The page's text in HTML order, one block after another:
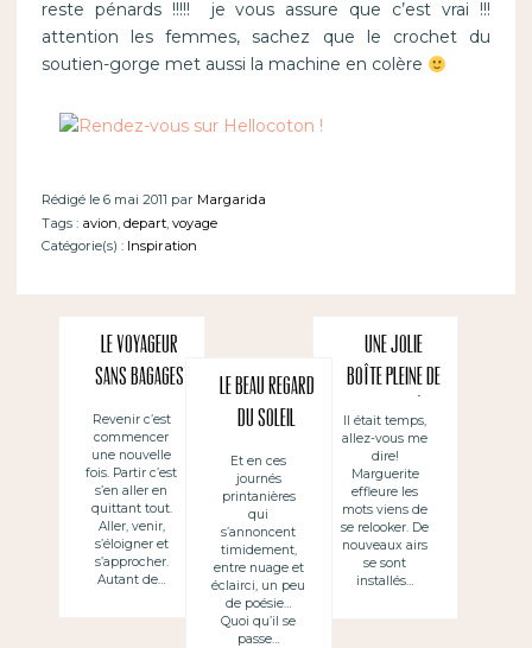
reste pénards !!!!! je vous assure que c’est vrai !!!
attention les femmes, sachez que le crochet du
soutien-gorge met aussi la machine en colère
Rédigé le 6 mai 2011 par Margarida
Tags : avion, depart, voyage
Catégorie(s) : Inspiration
Le voyageur
sans bagages
Revenir c’est
commencer
une nouvelle
fois. Partir c’est
s’en aller en
quittant tout.
Aller, venir,
s’éloigner et
s’approcher.
Autant de…
Le beau regard
du soleil
Et en ces
journés
printanières
qui
s’annoncent
timidement,
entre nuage et
éclairci, un peu
de poésie…
Quoi qu’il se
passe…
Une jolie
boîte pleine de
nouveautés!
Il était temps,
allez-vous me
dire!
Marguerite
effleure les
mots viens de
se relooker. De
nouveaux airs
se sont
installés…